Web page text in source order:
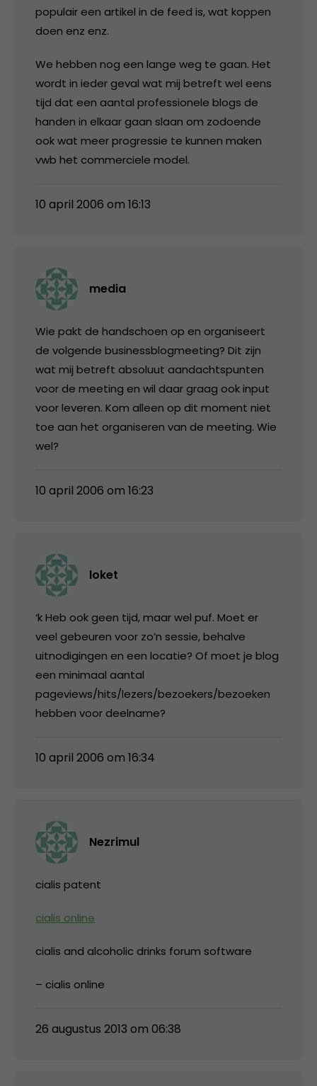
populair een artikel in de feed is, wat koppen
doen enz enz.
We hebben nog een lange weg te gaan. Het
wordt in ieder geval wat mij betreft wel eens
tijd dat een aantal professionele blogs de
handen in elkaar gaan slaan om zodoende
ook wat meer progressie te kunnen maken
vwb het commerciele model.
10 april 2006 om 16:13
media
Wie pakt de handschoen op en organiseert
de volgende businessblogmeeting? Dit zijn
wat mij betreft absoluut aandachtspunten
voor de meeting en wil daar graag ook input
voor leveren. Kom alleen op dit moment niet
toe aan het organiseren van de meeting. Wie
wel?
10 april 2006 om 16:23
loket
‘k Heb ook geen tijd, maar wel puf. Moet er
veel gebeuren voor zo’n sessie, behalve
uitnodigingen en een locatie? Of moet je blog
een minimaal aantal
pageviews/hits/lezers/bezoekers/bezoeken
hebben voor deelname?
10 april 2006 om 16:34
Nezrimul
cialis patent
cialis online
cialis and alcoholic drinks forum software
– cialis online
26 augustus 2013 om 06:38